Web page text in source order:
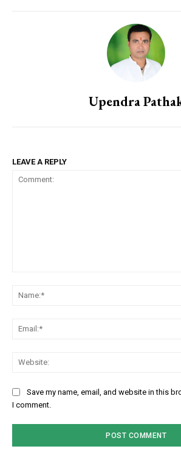
Upendra
LEAVE A REPLY
Save my name, email, and website in this
I comment.